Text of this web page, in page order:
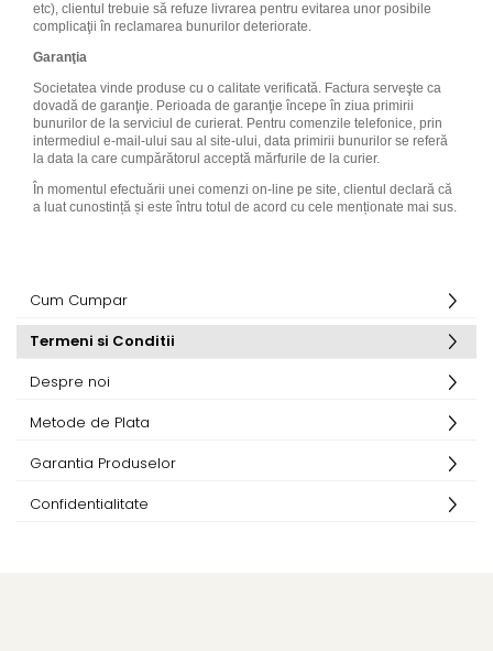
etc), clientul trebuie să refuze livrarea pentru evitarea unor posibile
complicaţii în reclamarea bunurilor deteriorate.
Garanţia
Societatea vinde produse cu o calitate verificată. Factura serveşte ca
dovadă de garanţie. Perioada de garanţie începe în ziua primirii
bunurilor de la serviciul de curierat. Pentru comenzile telefonice, prin
intermediul e-mail-ului sau al site-ului, data primirii bunurilor se referă
la data la care cumpărătorul acceptă mărfurile de la curier.
În momentul efectuării unei comenzi on-line pe site, clientul declară că
a luat cunostință și este întru totul de acord cu cele menționate mai sus.
Cum Cumpar
Termeni si Conditii
Despre noi
Metode de Plata
Garantia Produselor
Confidentialitate